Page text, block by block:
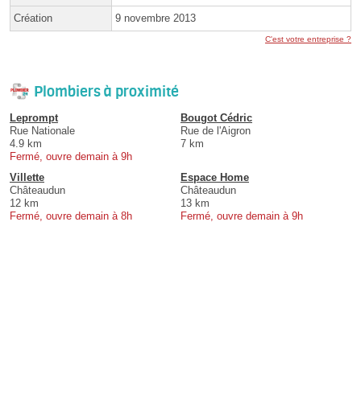
Création 9 novembre 2013
C'est votre entreprise ?
Plombiers à proximité
Leprompt
Rue Nationale
4.9 km
Fermé, ouvre demain à 9h
Bougot Cédric
Rue de l'Aigron
7 km
Villette
Châteaudun
12 km
Fermé, ouvre demain à 8h
Espace Home
Châteaudun
13 km
Fermé, ouvre demain à 9h